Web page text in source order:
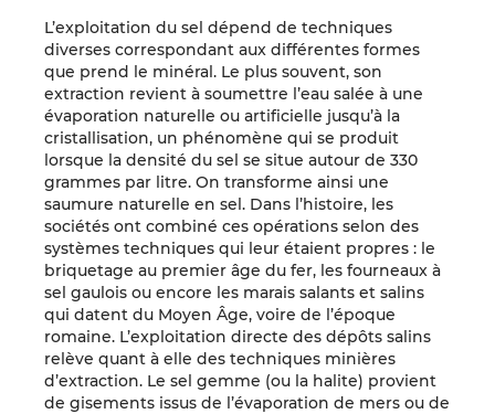
L’exploitation du sel dépend de techniques
diverses correspondant aux différentes formes
que prend le minéral. Le plus souvent, son
extraction revient à soumettre l’eau salée à une
évaporation naturelle ou artificielle jusqu’à la
cristallisation, un phénomène qui se produit
lorsque la densité du sel se situe autour de 330
grammes par litre. On transforme ainsi une
saumure naturelle en sel. Dans l’histoire, les
sociétés ont combiné ces opérations selon des
systèmes techniques qui leur étaient propres : le
briquetage au premier âge du fer, les fourneaux à
sel gaulois ou encore les marais salants et salins
qui datent du Moyen Âge, voire de l’époque
romaine. L’exploitation directe des dépôts salins
relève quant à elle des techniques minières
d’extraction. Le sel gemme (ou la halite) provient
de gisements issus de l’évaporation de mers ou de